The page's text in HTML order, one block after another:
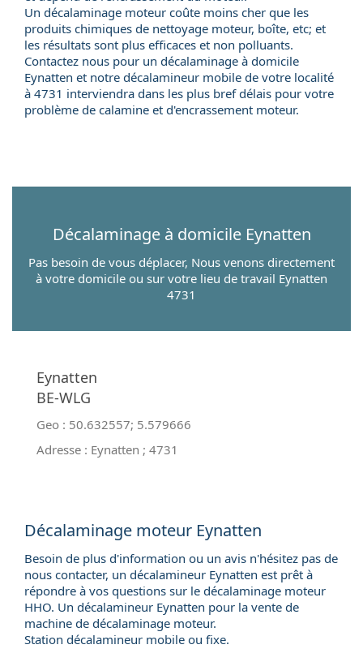
Un décalaminage moteur coûte moins cher que les
produits chimiques de nettoyage moteur, boîte, etc; et
les résultats sont plus efficaces et non polluants.
Contactez nous pour un décalaminage à domicile
Eynatten et notre décalamineur mobile de votre localité
à 4731 interviendra dans les plus bref délais pour votre
problème de calamine et d'encrassement moteur.
Décalaminage à domicileEynatten
Pas besoin de vous déplacer, Nous venons directement
à votre domicile ou sur votre lieu de travail Eynatten
4731
Eynatten
BE-WLG
Geo : 50.632557; 5.579666
Adresse : Eynatten ; 4731
Décalaminage moteur Eynatten
Besoin de plus d'information ou un avis n'hésitez pas de
nous contacter, un décalamineur Eynatten est prêt à
répondre à vos questions sur le décalaminage moteur
HHO. Un décalamineur Eynatten pour la vente de
machine de décalaminage moteur.
Station décalamineur mobile ou fixe.